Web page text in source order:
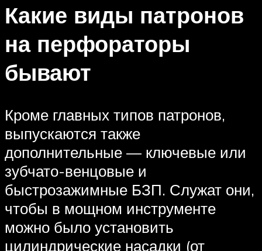
Какие виды патронов
на перфораторы
бывают
Кроме главных типов патронов,
выпускаются также
дополнительные — ключевые или
зубчато-венцовые и
быстрозажимные БЗП. Служат они,
чтобы в мощном инструменте
можно было установить
цилиндрические насадки (от